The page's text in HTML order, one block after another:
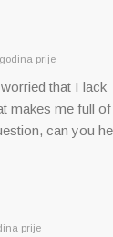
prije
that I lack
makes me full of
can you
prije